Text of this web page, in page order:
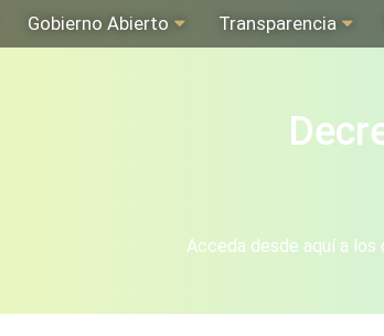
Gobierno Abierto Transparencia
Acceda desde aquí a